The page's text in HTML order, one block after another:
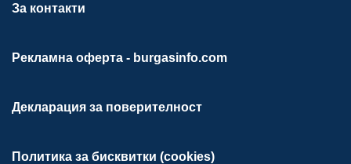
За контакти
Рекламна оферта - burgasinfo.com
Декларация за поверителност
Политика за бисквитки (cookies)